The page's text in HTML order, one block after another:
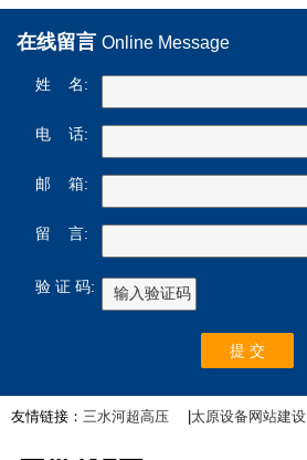
在线留言 Online Message
姓 名:
电 话:
邮 箱:
留 言:
验 证 码:
友情链接： 三水河超高压 |太原设备网站建设